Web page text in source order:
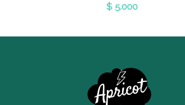
$ 5.000